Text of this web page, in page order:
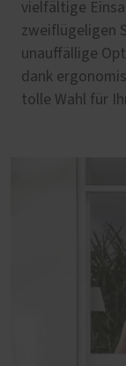
vielfältige
zweiflügeligen
unauffällige
dank
tolle Wahl für